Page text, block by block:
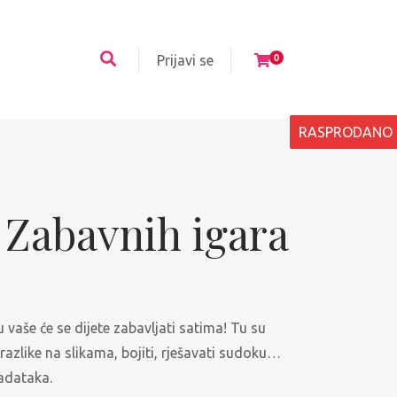
Prijavi se 0
RASPRODANO
igara
će se dijete zabavljati satima! Tu su
na slikama, bojiti, rješavati sudoku…